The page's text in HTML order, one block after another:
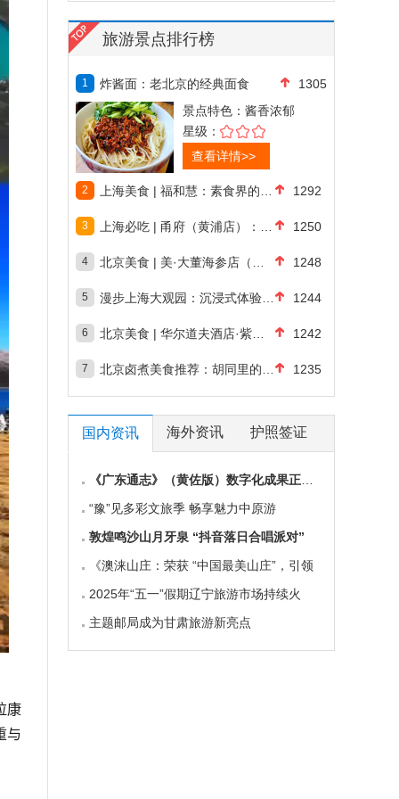
康
与
旅游景点排行榜
1 炸酱面：老北京的经典面食
1305
景点特色： 酱香浓郁
星级：
查看详情>>
2 1292
3 1250
4 1248
5 1244
6 1242
7 1235
国内资讯 海外资讯 护照签证
《广东通志》（黄佐版）数字化成果正式上线
“豫”见多彩文旅季 畅享魅力中原游
敦煌鸣沙山月牙泉 “抖音落日合唱派对”
《澳涞山庄：荣获 “中国最美山庄”，引领
2025年“五一”假期辽宁旅游市场持续火
主题邮局成为甘肃旅游新亮点